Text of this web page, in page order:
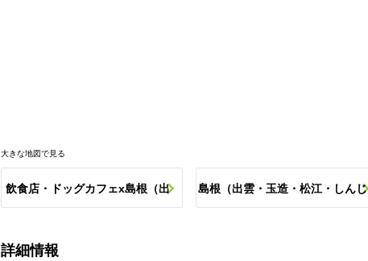
大きな地図で見る
飲食店・ドッグカフェx島根（出 島根（出雲・玉造・松江・しんじ
詳細情報